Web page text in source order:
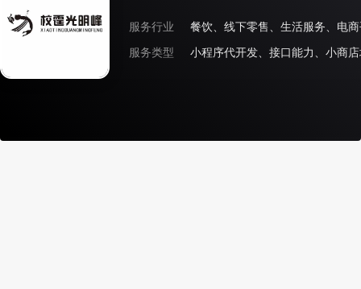
服务行业
服务类型